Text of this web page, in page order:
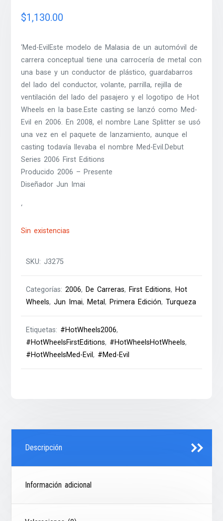
$1,130.00
‘Med-EvilEste modelo de Malasia de un automóvil de
carrera conceptual tiene una carrocería de metal con
una base y un conductor de plástico, guardabarros
del lado del conductor, volante, parrilla, rejilla de
ventilación del lado del pasajero y el logotipo de Hot
Wheels en la base.Este casting se lanzó como Med-
Evil en 2006. En 2008, el nombre Lane Splitter se usó
una vez en el paquete de lanzamiento, aunque el
casting todavía llevaba el nombre Med-Evil.Debut
Series 2006 First Editions
Producido 2006 – Presente
Diseñador Jun Imai
‘
Sin existencias
SKU:J3275
Categorías:2006, De Carreras, First Editions, Hot
Wheels,Jun Imai, Metal, Primera Edición,Turqueza
Etiquetas: #HotWheels2006,
#HotWheelsFirstEditions, #HotWheelsHotWheels,
#HotWheelsMed-Evil, #Med-Evil
Descripción
Información adicional